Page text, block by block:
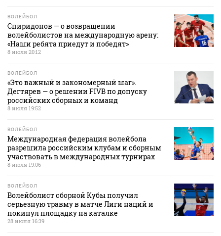
ВОЛЕЙБОЛ
Спиридонов — о возвращении
волейболистов на международную арену:
«Наши ребята приедут и победят»
8 июля 20:12
ВОЛЕЙБОЛ
«Это важный и закономерный шаг».
Дегтярев — о решении FIVB по допуску
российских сборных и команд
8 июля 19:52
ВОЛЕЙБОЛ
Международная федерация волейбола
разрешила российским клубам и сборным
участвовать в международных турнирах
8 июля 19:06
ВОЛЕЙБОЛ
Волейболист сборной Кубы получил
серьезную травму в матче Лиги наций и
покинул площадку на каталке
28 июня 16:39